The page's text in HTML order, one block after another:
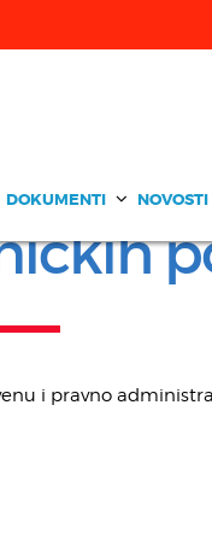
DOKUMENTI NOVOSTI
i pravno